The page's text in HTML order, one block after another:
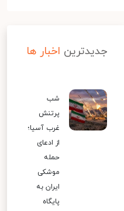
جدیدترین اخبار ها
شب
پرتنش
غرب آسیا؛
از ادعای
حمله
موشکی
ایران به
پایگاه